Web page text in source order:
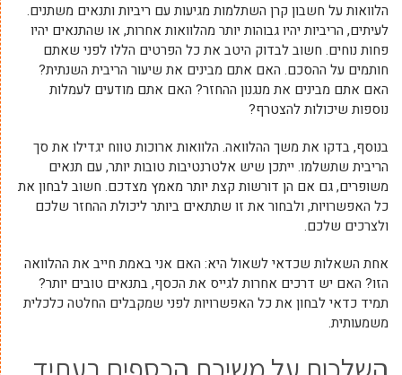
הלוואות על חשבון קרן השתלמות מגיעות עם ריביות ותנאים משתנים.
לעיתים, הריביות יהיו גבוהות יותר מהלוואות אחרות, או שהתנאים יהיו
פחות נוחים. חשוב לבדוק היטב את כל הפרטים הללו לפני שאתם
חותמים על ההסכם. האם אתם מבינים את שיעור הריבית השנתית?
האם אתם מבינים את מנגנון ההחזר? האם אתם מודעים לעמלות
נוספות שיכולות להצטרף?
בנוסף, בדקו את משך ההלוואה. הלוואות ארוכות טווח יגדילו את סך
הריבית שתשלמו. ייתכן שיש אלטרנטיבות טובות יותר, עם תנאים
משופרים, גם אם הן דורשות קצת יותר מאמץ מצדכם. חשוב לבחון את
כל האפשרויות, ולבחור את זו שתתאים ביותר ליכולת ההחזר שלכם
ולצרכים שלכם.
אחת השאלות שכדאי לשאול היא: האם אני באמת חייב את ההלוואה
הזו? האם יש דרכים אחרות לגייס את הכסף, בתנאים טובים יותר?
תמיד כדאי לבחון את כל האפשרויות לפני שמקבלים החלטה כלכלית
משמעותית.